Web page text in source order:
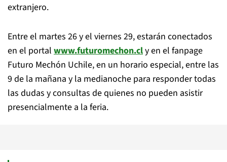
extranjero.
Entre el martes 26 y el viernes 29, estarán conectados
en el portal www.futuromechon.cly en el fanpage
Futuro Mechón Uchile, en un horario especial, entre las
9 de la mañana y la medianoche para responder todas
las dudas y consultas de quienes no pueden asistir
presencialmente a la feria.